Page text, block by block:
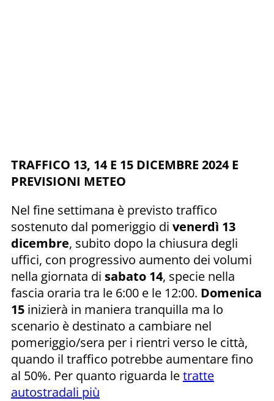
TRAFFICO 13, 14 E 15 DICEMBRE 2024 E
PREVISIONI METEO
Nel fine settimana è previsto traffico
sostenuto dal pomeriggio di venerdì 13
dicembre, subito dopo la chiusura degli
uffici, con progressivo aumento dei volumi
nella giornata di sabato 14, specie nella
fascia oraria tra le 6:00 e le 12:00. Domenica
15 inizierà in maniera tranquilla ma lo
scenario è destinato a cambiare nel
pomeriggio/sera per i rientri verso le città,
quando il traffico potrebbe aumentare fino
al 50%. Per quanto riguarda letratte
autostradali più